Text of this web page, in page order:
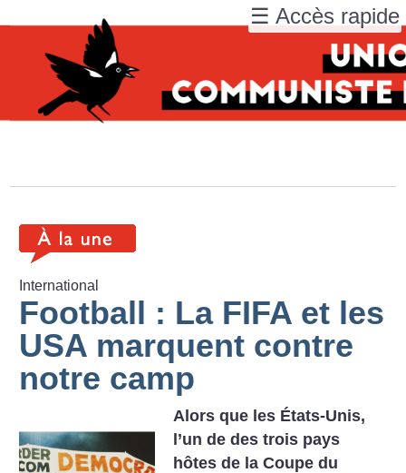
International
Football : La FIFA et les
USA marquent contre
notre camp
Alors que les États-Unis,
l’un de des trois pays
hôtes de la Coupe du
☰ Accès rapide